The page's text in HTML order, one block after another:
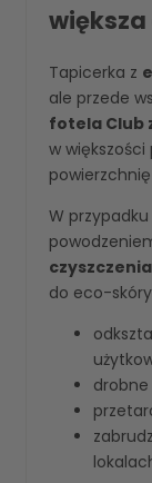
Tapicerka z
ale przede
fotela Club
w
W
do eco-